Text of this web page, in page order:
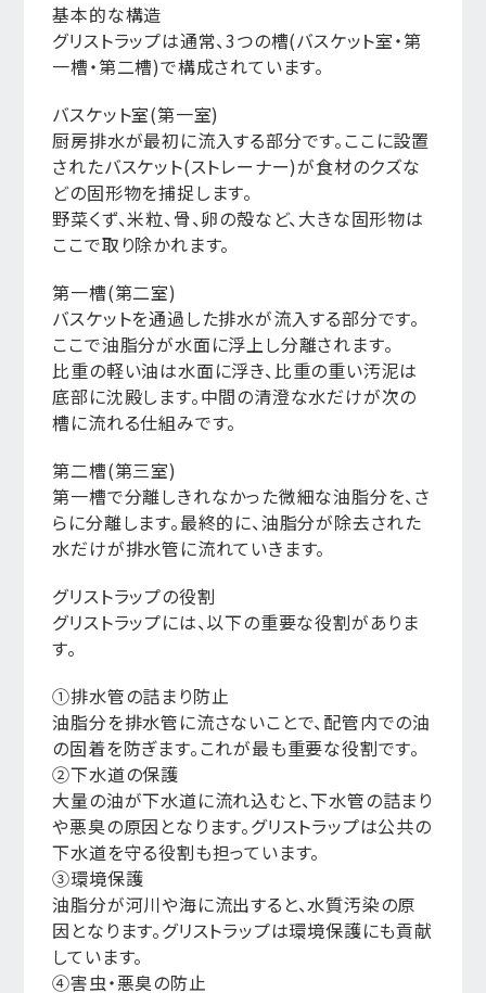
基本的な構造
グリストラップは通常、3つの槽(バスケット室・第
一槽・第二槽)で構成されています。
バスケット室(第一室)
厨房排水が最初に流入する部分です。ここに設置
されたバスケット(ストレーナー)が食材のクズな
どの固形物を捕捉します。
野菜くず、米粒、骨、卵の殻など、大きな固形物は
ここで取り除かれます。
第一槽(第二室)
バスケットを通過した排水が流入する部分です。
ここで油脂分が水面に浮上し分離されます。
比重の軽い油は水面に浮き、比重の重い汚泥は
底部に沈殿します。中間の清澄な水だけが次の
槽に流れる仕組みです。
第二槽(第三室)
第一槽で分離しきれなかった微細な油脂分を、さ
らに分離します。最終的に、油脂分が除去された
水だけが排水管に流れていきます。
グリストラップの役割
グリストラップには、以下の重要な役割がありま
す。
①排水管の詰まり防止
油脂分を排水管に流さないことで、配管内での油
の固着を防ぎます。これが最も重要な役割です。
②下水道の保護
大量の油が下水道に流れ込むと、下水管の詰まり
や悪臭の原因となります。グリストラップは公共の
下水道を守る役割も担っています。
③環境保護
油脂分が河川や海に流出すると、水質汚染の原
因となります。グリストラップは環境保護にも貢献
しています。
④害虫・悪臭の防止